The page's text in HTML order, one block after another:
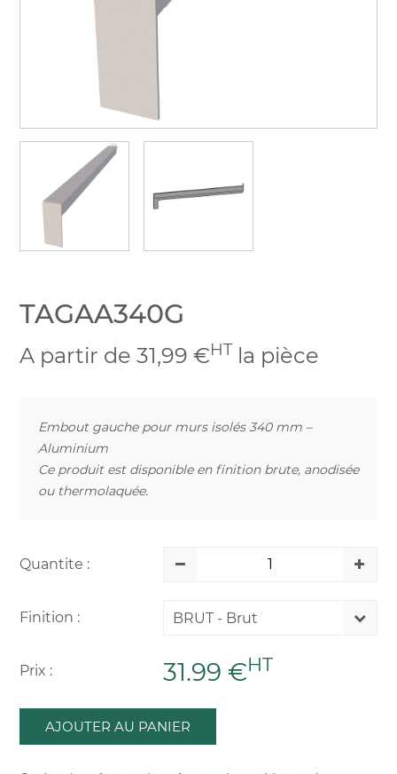
TAGAA340G
A partir de 31,99 €HT la pièce
Embout gauche pour murs isolés 340 mm –
Aluminium
Ce produit est disponible en finition brute, anodisée
ou thermolaquée.
Quantite :
Finition : BRUT - Brut
Prix : 31.99 €HT
AJOUTER AU PANIER